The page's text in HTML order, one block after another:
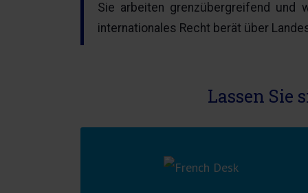
Sie arbeiten grenzübergreifend und
internationales Recht berät über
Lassen Sie